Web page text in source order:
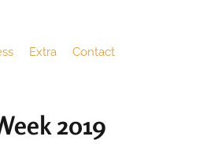
Extra Contact
2019